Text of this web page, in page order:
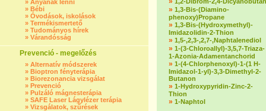
» Anyának lenni
» Bébi
» Óvodások, iskolások
» Termékismertető
» Tudományos hírek
» Várandósság
Prevenció - megelőzés
» Alternatív módszerek
» Bioptron fényterápia
» Biorezonancia vizsgálat
» Prevenció
» Pulzáló mágnesterápia
» SAFE Laser Lágylézer terápia
» Vizsgálatok, szűrések
» 1,3-Bis-(Diamino-
phenoxy)Propane
» 1,3-Bis-(Hydroxymethyl)-
Imidazolidin-2-Thion
» 1,5-,2,3-,2,7-,Naphtalenediol
» 1-(3-Chloroallyl)-3,5,7-Triaza-
1-Azonia-Adamentanchorid
» 1-(4-Chlorphenoxyl)-1-(1 H-
Imidazol-1-yl)-3,3-Dimethyl-2-
Butanon
» 1-Hydroxypyridin-Zinc-2-
Thion
» 1-Naphtol